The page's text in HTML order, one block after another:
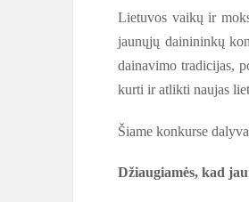
Lietuvos vaikų ir
jaunųjų dainininkų
dainavimo tradicijas,
kurti ir atlikti naujas
Šiame konkurse
Džiaugiamės, kad